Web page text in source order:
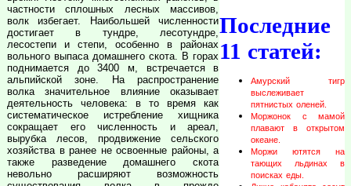
частности сплошных лесных массивов,
волк избегает. Наибольшей численности
достигает в тундре, лесотундре,
лесостепи и степи, особенно в районах
вольного выпаса домашнего скота. В горах
поднимается до 3400 м, встречается в
альпийской зоне. На распространение
волка значительное влияние оказывает
деятельность человека: в то время как
систематическое истребление хищника
сокращает его численность и ареал,
вырубка лесов, продвижение сельского
хозяйства в ранее не освоенные районы, а
также разведение домашнего скота
невольно расширяют возможность
Последние
11 статей:
Амурский тигр
выслеживает
пятнистых оленей.
Моржонок с мамой
плавают в открытом
океане.
Моржи ютятся на
тающих льдинах в
поисках еды.